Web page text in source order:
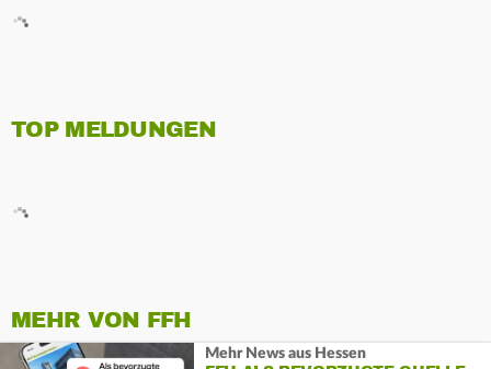
TOP MELDUNGEN
MEHR VON FFH
Mehr News aus Hessen